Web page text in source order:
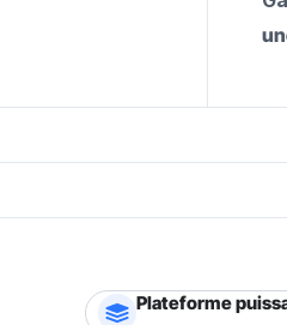
Plateforme